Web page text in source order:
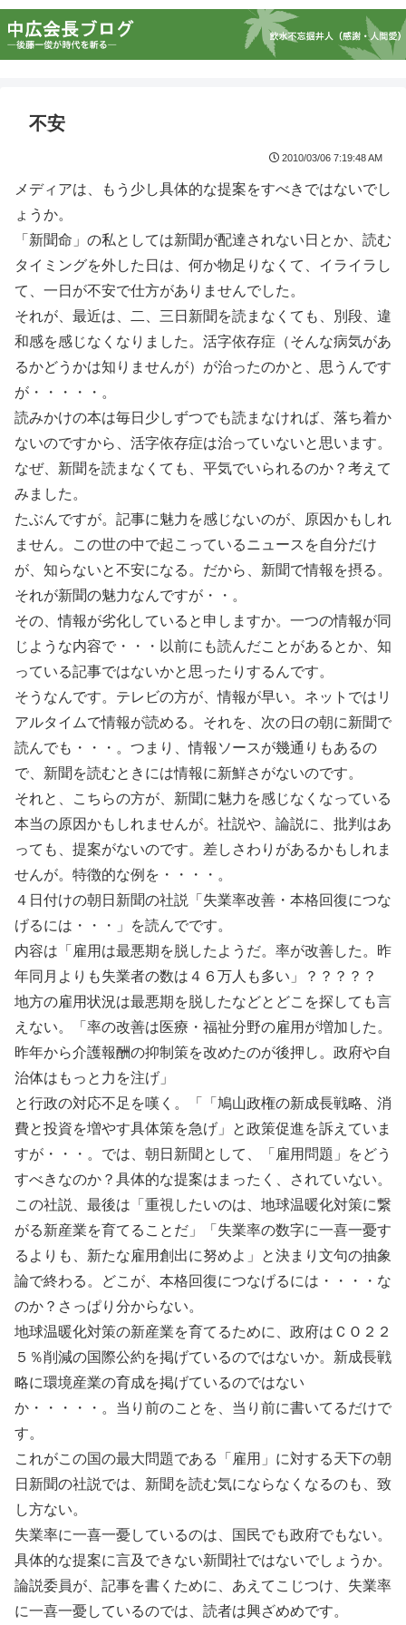
不安
2010/03/06 7:19:48 AM
メディアは、もう少し具体的な提案をすべきではないでし
ょうか。
「新聞命」の私としては新聞が配達されない日とか、読む
タイミングを外した日は、何か物足りなくて、イライラし
て、一日が不安で仕方がありませんでした。
それが、最近は、二、三日新聞を読まなくても、別段、違
和感を感じなくなりました。活字依存症（そんな病気があ
るかどうかは知りませんが）が治ったのかと、思うんです
が・・・・・。
読みかけの本は毎日少しずつでも読まなければ、落ち着か
ないのですから、活字依存症は治っていないと思います。
なぜ、新聞を読まなくても、平気でいられるのか？考えて
みました。
たぶんですが。記事に魅力を感じないのが、原因かもしれ
ません。この世の中で起こっているニュースを自分だけ
が、知らないと不安になる。だから、新聞で情報を摂る。
それが新聞の魅力なんですが・・。
その、情報が劣化していると申しますか。一つの情報が同
じような内容で・・・以前にも読んだことがあるとか、知
っている記事ではないかと思ったりするんです。
そうなんです。テレビの方が、情報が早い。ネットではリ
アルタイムで情報が読める。それを、次の日の朝に新聞で
読んでも・・・。つまり、情報ソースが幾通りもあるの
で、新聞を読むときには情報に新鮮さがないのです。
それと、こちらの方が、新聞に魅力を感じなくなっている
本当の原因かもしれませんが。社説や、論説に、批判はあ
っても、提案がないのです。差しさわりがあるかもしれま
せんが。特徴的な例を・・・・。
４日付けの朝日新聞の社説「失業率改善・本格回復につな
げるには・・・」を読んでです。
内容は「雇用は最悪期を脱したようだ。率が改善した。昨
年同月よりも失業者の数は４６万人も多い」？？？？？
地方の雇用状況は最悪期を脱したなどとどこを探しても言
えない。「率の改善は医療・福祉分野の雇用が増加した。
昨年から介護報酬の抑制策を改めたのが後押し。政府や自
治体はもっと力を注げ」
と行政の対応不足を嘆く。「「鳩山政権の新成長戦略、消
費と投資を増やす具体策を急げ」と政策促進を訴えていま
すが・・・。では、朝日新聞として、「雇用問題」をどう
すべきなのか？具体的な提案はまったく、されていない。
この社説、最後は「重視したいのは、地球温暖化対策に繋
がる新産業を育てることだ」「失業率の数字に一喜一憂す
るよりも、新たな雇用創出に努めよ」と決まり文句の抽象
論で終わる。どこが、本格回復につなげるには・・・・な
のか？さっぱり分からない。
地球温暖化対策の新産業を育てるために、政府はＣＯ２２
５％削減の国際公約を掲げているのではないか。新成長戦
略に環境産業の育成を掲げているのではない
か・・・・・。当り前のことを、当り前に書いてるだけで
す。
これがこの国の最大問題である「雇用」に対する天下の朝
日新聞の社説では、新聞を読む気にならなくなるのも、致
し方ない。
失業率に一喜一憂しているのは、国民でも政府でもない。
具体的な提案に言及できない新聞社ではないでしょうか。
論説委員が、記事を書くために、あえてこじつけ、失業率
に一喜一憂しているのでは、読者は興ざめめです。